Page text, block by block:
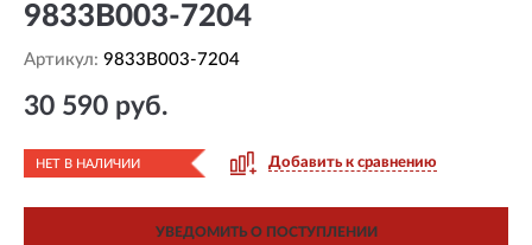
9833B003-7204
Артикул: 9833B003-7204
30 590 руб.
НЕТ В НАЛИЧИИ Добавить к сравнению
УВЕДОМИТЬ О ПОСТУПЛЕНИИ